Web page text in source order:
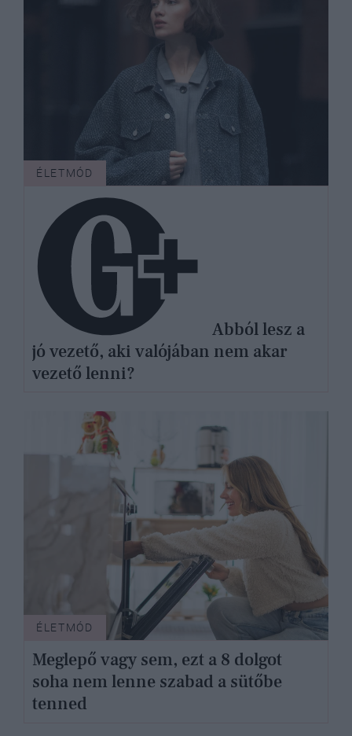
ÉLETMÓD
Abból lesz a
jó vezető, aki valójában nem akar
vezető lenni?
ÉLETMÓD
Meglepő vagy sem, ezt a 8 dolgot
soha nem lenne szabad a sütőbe
tenned